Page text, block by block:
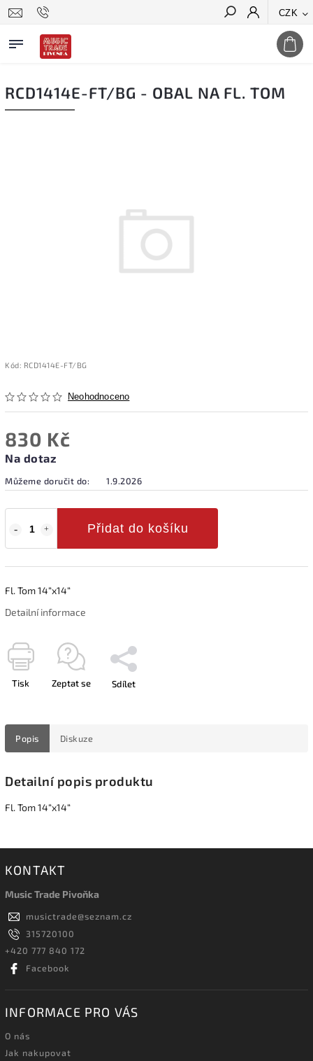
CZK
Hledat
RCD1414E-FT/BG - OBAL NA FL. TOM
Kód: RCD1414E-FT/BG
Neohodnoceno
830 Kč
Na dotaz
Můžeme doručit do: 1.9.2026
Přidat do košíku
Fl. Tom 14“x14“
Detailní informace
Tisk Zeptat se Sdílet
Popis Diskuze
Detailní popis produktu
Fl. Tom 14“x14“
KONTAKT
Music Trade Pivoňka
musictrade@seznam.cz
315720100
+420 777 840 172
Facebook
INFORMACE PRO VÁS
O nás
Jak nakupovat